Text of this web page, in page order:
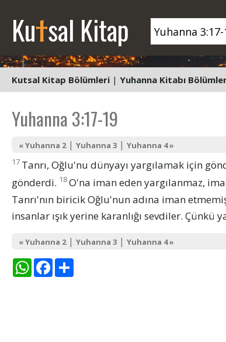
Kutsal Kitap
Kutsal Kitap Bölümleri | Yuhanna Kitabı
Yuhanna 3:17-19
« Yuhanna 2| Yuhanna 3 | Yuhanna 4 »
17 Tanrı, Oğlu'nu dünyayı yargılamak için
gönderdi. 18O'na iman eden yargılanmaz,
Tanrı'nın biricik Oğlu'nun adına iman
insanlar ışık yerine karanlığı sevdiler. Çünkü
« Yuhanna 2| Yuhanna 3 | Yuhanna 4 »
WhatsAppFacebook